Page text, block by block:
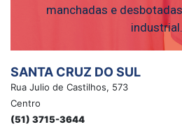
manchadas e
industrial.
SANTA CRUZ DO SUL
Rua Julio de Castilhos, 573
Centro
(51) 3715-3644